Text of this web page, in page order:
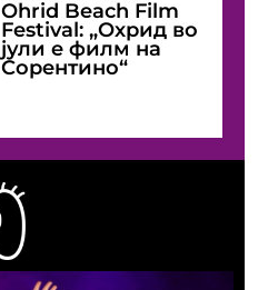
Оhrid Beach Film
Festival: „Охрид во
јули е филм на
Сорентино“